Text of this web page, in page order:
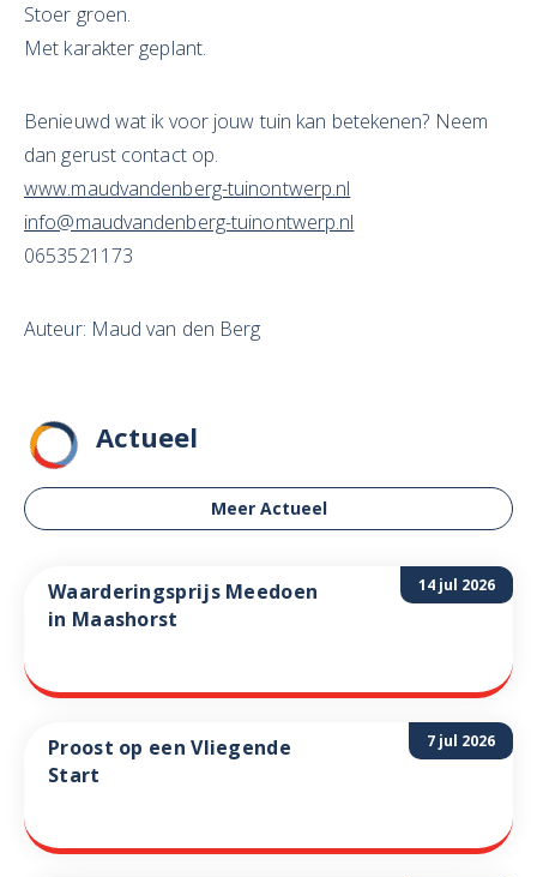
Stoer groen.
Met karakter geplant.
Benieuwd wat ik voor jouw tuin kan betekenen? Neem
dan gerust contact op.
www.maudvandenberg-tuinontwerp.nl
info@maudvandenberg-tuinontwerp.nl
0653521173
Auteur: Maud van den Berg
Actueel
Meer Actueel
14 jul 2026
Waarderingsprijs Meedoen
in Maashorst
7 jul 2026
Proost op een Vliegende
Start